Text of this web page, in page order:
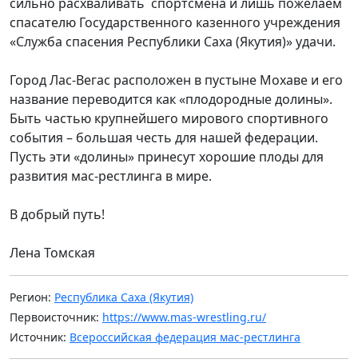
спасателю Государственного казенного учреждения
«Служба спасения Республики Саха (Якутия)» удачи.
Город Лас-Вегас расположен в пустыне Мохаве и его
название переводится как «плодородные долины».
Быть частью крупнейшего мирового спортивного
события – большая честь для нашей федерации.
Пусть эти «долины» принесут хорошие плоды для
развития мас-рестлинга в мире.
В добрый путь!
Лена Томская
Регион: Республика Саха (Якутия)
Первоисточник: https://www.mas-wrestling.ru/
Источник: Всероссийская федерация мас-рестлинга